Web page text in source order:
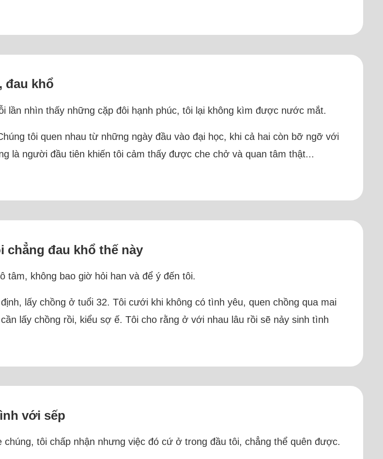
đau khổ
lần nhìn thấy những cặp đôi hạnh phúc, tôi lại không kìm được nước mắt.
tôi quen nhau từ những ngày đầu vào đại học, khi cả hai còn bỡ ngỡ với
là người đầu tiên khiến tôi cảm thấy được che chở và quan tâm thật...
chẳng đau khổ thế này
tâm, không bao giờ hỏi han và để ý đến tôi.
lấy chồng ở tuổi 32. Tôi cưới khi không có tình yêu, quen chồng qua mai
lấy chồng rồi, kiểu sợ ế. Tôi cho rằng ở với nhau lâu rồi sẽ nảy sinh tình
với sếp
tôi chấp nhận nhưng việc đó cứ ở trong đầu tôi, chẳng thể quên được.